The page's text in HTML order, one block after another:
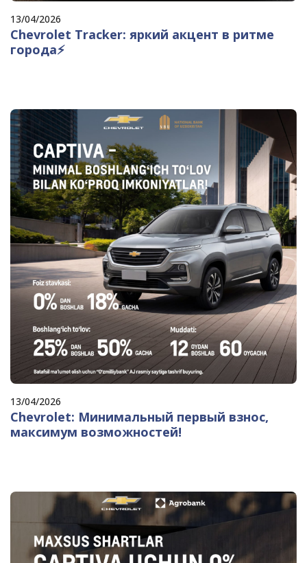
13/04/2026
Chevrolet Tracker: яркий акцент в ритме
города⚡️
13/04/2026
Chevrolet: Минимальный первый взнос,
максимум возможностей!